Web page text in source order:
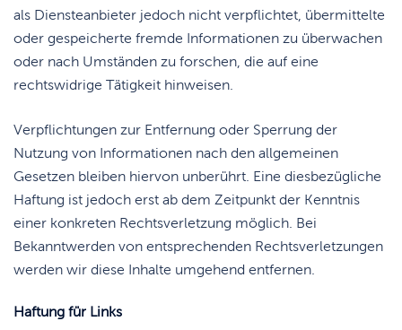
als Diensteanbieter jedoch nicht verpflichtet, übermittelte
oder gespeicherte fremde Informationen zu überwachen
oder nach Umständen zu forschen, die auf eine
rechtswidrige Tätigkeit hinweisen.
Verpflichtungen zur Entfernung oder Sperrung der
Nutzung von Informationen nach den allgemeinen
Gesetzen bleiben hiervon unberührt. Eine diesbezügliche
Haftung ist jedoch erst ab dem Zeitpunkt der Kenntnis
einer konkreten Rechtsverletzung möglich. Bei
Bekanntwerden von entsprechenden Rechtsverletzungen
werden wir diese Inhalte umgehend entfernen.
Haftung für Links